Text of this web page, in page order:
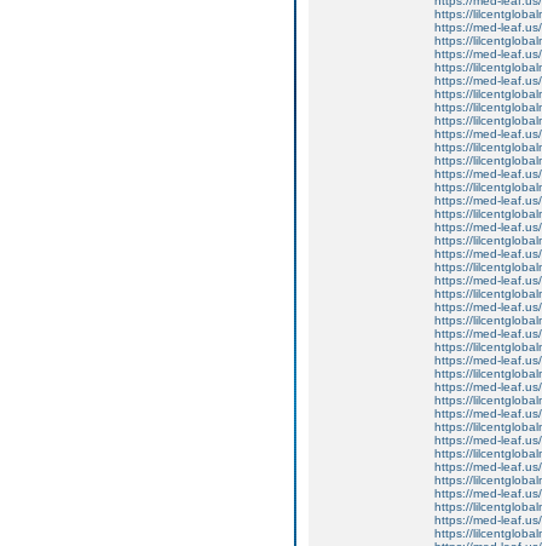
https://
https://med-leaf.us/
https://
https://med-leaf.us/
https://
https://med-leaf.us/
https://
https://
https://
https://med-leaf.us/
https://
https://
https://med-leaf.us/
https://
https://med-leaf.us/
https://
https://med-leaf.us/
https://
https://med-leaf.us/
https://
https://med-leaf.us/
https://
https://med-leaf.us/
https://
https://med-leaf.us/
https://
https://med-leaf.us/
https://
https://med-leaf.us/
https://
https://med-leaf.us/
https://
https://med-leaf.us/
https://
https://med-leaf.us/
https://
https://med-leaf.us/
https://
https://med-leaf.us/
https://